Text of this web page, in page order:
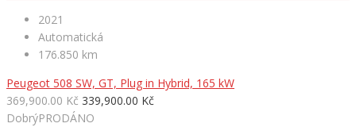
2021
Automatická
176.850 km
Peugeot 508 SW, GT, Plug in Hybrid, 165 kW
369,900.00 Kč 339,900.00 Kč
DobrýPRODÁNO